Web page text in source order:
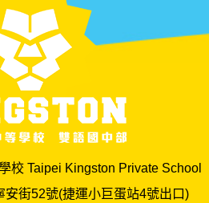
校 Taipei Kingston Private School
安街52號(捷運小巨蛋站4號出口)